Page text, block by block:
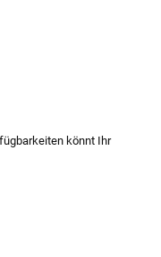
verfügbar.)
nicht verfügbar.)
könnt Ihr